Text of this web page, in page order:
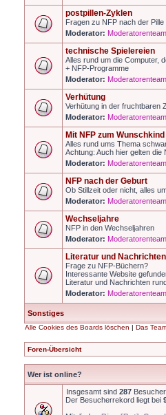
postpillen-Zyklen
Fragen zu NFP nach der
Moderator: Moderatorenteam
technische Spielereien
Alles rund um die Computer,
+ NFP-Programme
Moderator: Moderatorenteam
Verhütung
Verhütung in der fruchtbaren
Moderator: Moderatorenteam
Mit NFP zum Wunschkind
Alles rund ums Thema
Achtung: Auch hier gelten die
Moderator: Moderatorenteam
NFP nach der Geburt
Ob Stillzeit oder nicht, alles
Moderator: Moderatorenteam
Wechseljahre
NFP in den Wechseljahren
Moderator: Moderatorenteam
Literatur und Nachrichten
Frage zu NFP-Büchern?
Interessante Website
Literatur und Nachrichten
Moderator: Moderatorenteam
Sonstiges
Alle Cookies des Boards löschen | Das
Foren-Übersicht
Wer ist online?
Insgesamt sind 287
Der Besucherrekord liegt bei